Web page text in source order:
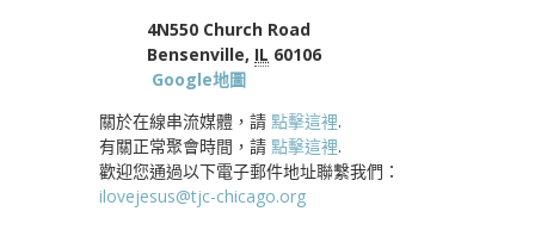
4N550 Church Road
Bensenville, IL 60106
Google地圖
關於在線串流媒體，請 點擊這裡.
有關正常聚會時間，請 點擊這裡.
歡迎您通過以下電子郵件地址聯繫我們：
ilovejesus@tjc-chicago.org